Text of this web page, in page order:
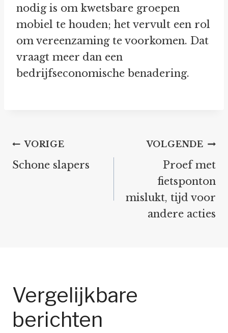
nodig is om kwetsbare groepen
mobiel te houden; het vervult een rol
om vereenzaming te voorkomen. Dat
vraagt meer dan een
bedrijfseconomische benadering.
Bericht
navigatie
VORIGE
Schone slapers
VOLGENDE
Proef met
fietsponton
mislukt, tijd voor
andere acties
Vergelijkbare
berichten